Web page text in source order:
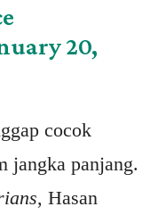
20,
cocok
jangka panjang.
, Hasan